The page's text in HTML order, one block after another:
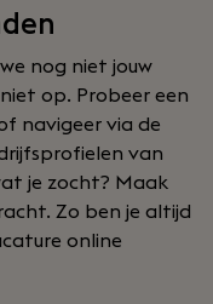
nog niet jouw
op. Probeer een
navigeer via de
van
je zocht? Maak
Zo ben je altijd
online